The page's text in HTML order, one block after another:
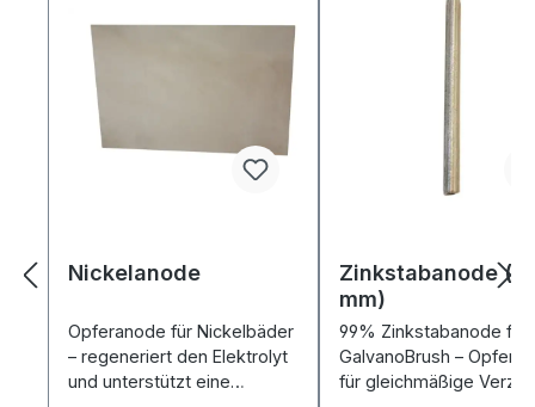
Nickelanode
Opferanode für Nickelbäder
– regeneriert den Elektrolyt
und unterstützt eine
Zinkstabanode (Ø
mm)
99% Zinkstabanode für
GalvanoBrush –
für gleichmäßige